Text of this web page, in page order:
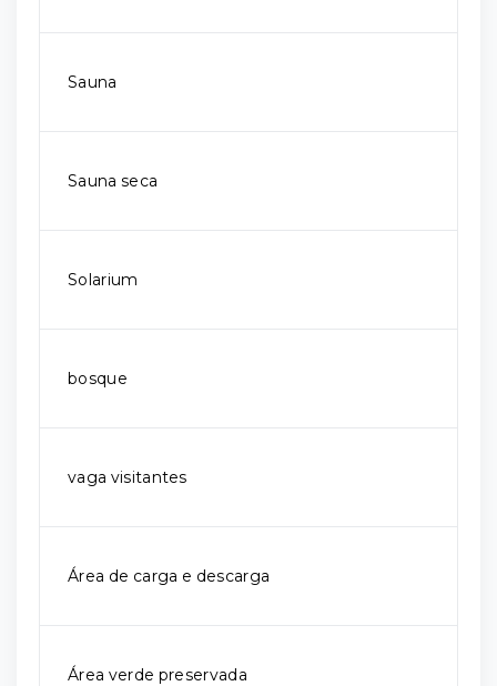
Sauna
Sauna seca
Solarium
bosque
vaga visitantes
Área de carga e descarga
Área verde preservada